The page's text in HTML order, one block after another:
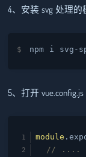
4、安装 svg 处理的
npm i svg-
5、打开
module .
// ....